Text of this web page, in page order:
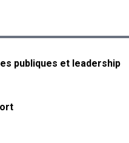
publiques et leadership